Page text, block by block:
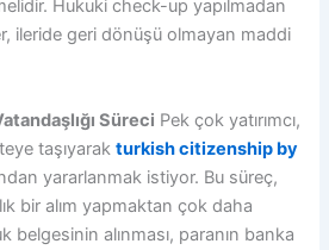
Hukuki check-up yapılmadan
ileride geri dönüşü olmayan maddi
Süreci Pek çok yatırımcı,
taşıyarakturkish citizenship by
yararlanmak istiyor. Bu süreç,
bir alım yapmaktan çok daha
belgesinin alınması, paranın banka